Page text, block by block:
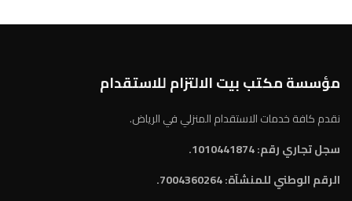
مؤسسة مكتب بيت الالتزام للاستقدام
نقدم كافة خدمات الاستقدام المنزلي في الرياض.
سجل تجاري رقم: 1010441874.
الرقم الوطني للمنشآة:7004360264.